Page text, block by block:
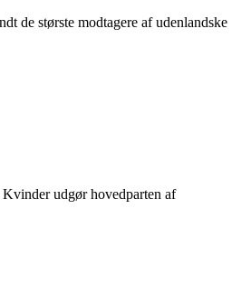
de største modtagere af udenlandske
udgør hovedparten af